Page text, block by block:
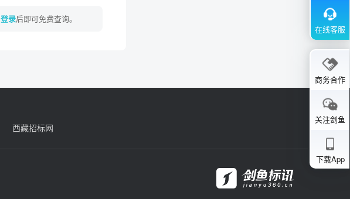
登录后即可免费查询。
在线客服
商务合作
关注剑鱼
下载App
西藏招标网